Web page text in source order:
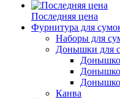
Последняя цена
Фурнитура для
Наборы для
Донышки для
Канва